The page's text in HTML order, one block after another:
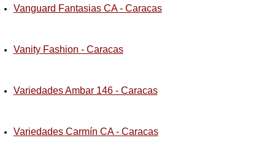
Vanguard Fantasias CA - Caracas
Vanity Fashion - Caracas
Variedades Ambar 146 - Caracas
Variedades Carmín CA - Caracas